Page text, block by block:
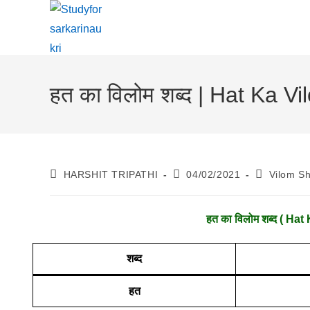
हत का विलोम शब्द | Hat Ka
PostHARSHIT TRIPATHI
Post04/02/2021
PostVilom
हत का विलोम शब्द (
शब्द
हत